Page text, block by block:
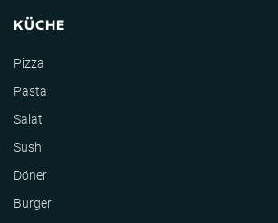
KÜCHE
Pizza
Pasta
Salat
Sushi
Döner
Burger